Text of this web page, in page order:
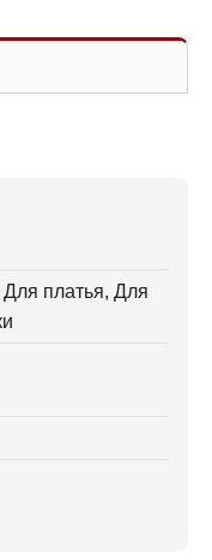
платья, Для